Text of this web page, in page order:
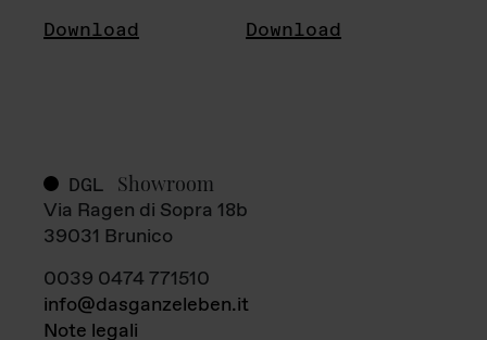
Download Download
DGL Showroom
Via Ragen di Sopra 18b
39031 Brunico
0039 0474 771510
info@dasganzeleben.it
Note legali